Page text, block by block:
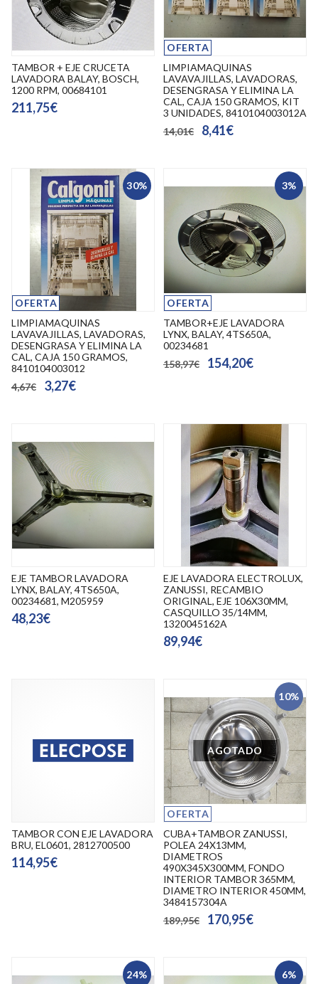
TAMBOR + EJE CRUCETA
LAVADORA BALAY, BOSCH,
1200 RPM, 00684101
211,75€
OFERTA
LIMPIAMAQUINAS
LAVAVAJILLAS, LAVADORAS,
DESENGRASA Y ELIMINA LA
CAL, CAJA 150 GRAMOS, KIT
3 UNIDADES, 8410104003012A
14,01€
8,41€
30%
OFERTA
LIMPIAMAQUINAS
LAVAVAJILLAS, LAVADORAS,
DESENGRASA Y ELIMINA LA
CAL, CAJA 150 GRAMOS,
8410104003012
4,67€
3,27€
3%
OFERTA
TAMBOR+EJE LAVADORA
LYNX, BALAY, 4TS650A,
00234681
158,97€
154,20€
EJE TAMBOR LAVADORA
LYNX, BALAY, 4TS650A,
00234681, M205959
48,23€
EJE LAVADORA ELECTROLUX,
ZANUSSI, RECAMBIO
ORIGINAL, EJE 106X30MM,
CASQUILLO 35/14MM,
1320045162A
89,94€
TAMBOR CON EJE LAVADORA
BRU, EL0601, 2812700500
114,95€
10%
OFERTA
AGOTADO
CUBA+TAMBOR ZANUSSI,
POLEA 24X13MM,
DIAMETROS
490X345X300MM, FONDO
INTERIOR TAMBOR 365MM,
DIAMETRO INTERIOR 450MM,
3484157304A
189,95€
170,95€
24% 6%